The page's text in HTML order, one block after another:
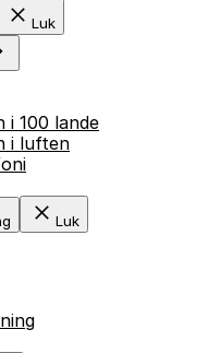
Luk
i 100 lande
i luften
Luk